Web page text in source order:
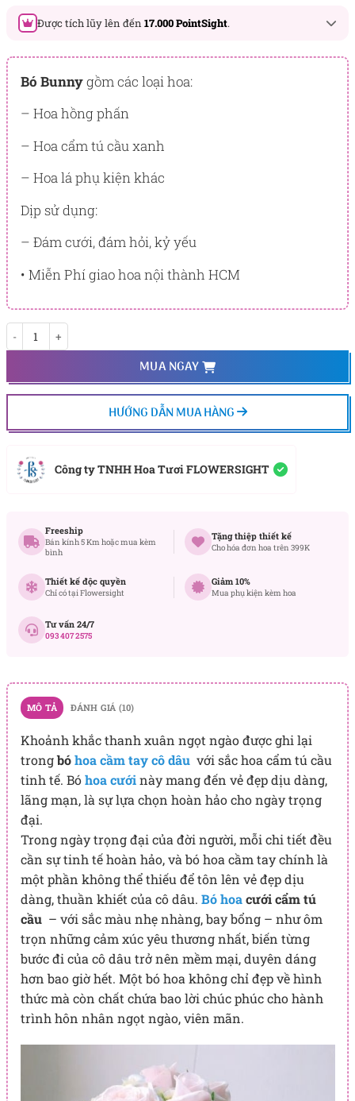
Được tích lũy lên đến 17.000 PointSight.
Đây là số PointSight ước tính bạn sẽ được tích lũy khi mua
sản phẩm hôm nay, tương ứng với quyền lợi hạng
PointSight có giá trị dùng để trừ trực tiếp vào đơn hàng hoặc
đổi quà tặng ưu đãi tại Flowersight.
chính xác nhất dành cho bạn.
Bó Bunnygồm các loại hoa:
– Hoa hồng phấn
– Hoa cẩm tú cầu xanh
– Hoa lá phụ kiện khác
Dịp sử dụng:
– Đám cưới, đám hỏi, kỷ yếu
• Miễn Phí giao hoa nội thành HCM
MUA NGAY
HƯỚNG DẪN MUA HÀNG
Công ty TNHH Hoa Tươi FLOWERSIGHT
Freeship
Bán kính 5 Km hoặc mua kèm
bình
Tặng thiệp thiết kế
Cho hóa đơn hoa trên 399K
Thiết kế độc quyền
Chỉ có tại Flowersight
Giảm 10%
Mua phụ kiện kèm hoa
Tư vấn 24/7
093 407 2575
MÔ TẢ ĐÁNH GIÁ (10)
Khoảnh khắc thanh xuân ngọt ngào được ghi lại
trongbóhoa cầm tay cô dâu với sắc hoa cẩm tú cầu
tinh tế. Bóhoa cướinày mang đến vẻ đẹp dịu dàng,
lãng mạn, là sự lựa chọn hoàn hảo cho ngày trọng
đại.
Trong ngày trọng đại của đời người, mỗi chi tiết đều
cần sự tinh tế hoàn hảo, và bó hoa cầm tay chính là
một phần không thể thiếu để tôn lên vẻ đẹp dịu
dàng, thuần khiết của cô dâu. Bó hoacưới cẩm tú
cầu – với sắc màu nhẹ nhàng, bay bổng – như ôm
trọn những cảm xúc yêu thương nhất, biến từng
bước đi của cô dâu trở nên mềm mại, duyên dáng
hơn bao giờ hết. Một bó hoa không chỉ đẹp về hình
thức mà còn chất chứa bao lời chúc phúc cho hành
trình hôn nhân ngọt ngào, viên mãn.